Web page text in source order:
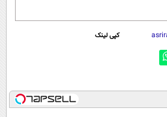
کپی لینک